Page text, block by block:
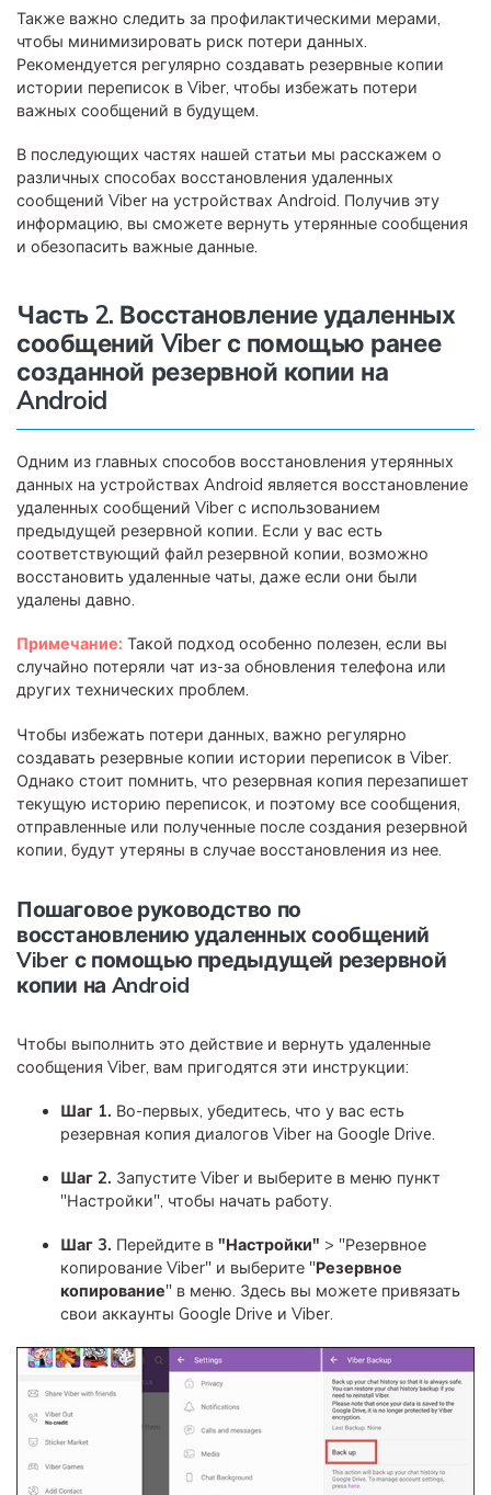
Также важно следить за профилактическими мерами,
чтобы минимизировать риск потери данных.
Рекомендуется регулярно создавать резервные копии
истории переписок в Viber, чтобы избежать потери
важных сообщений в будущем.
В последующих частях нашей статьи мы расскажем о
различных способах восстановления удаленных
сообщений Viber на устройствах Android. Получив эту
информацию, вы сможете вернуть утерянные сообщения
и обезопасить важные данные.
Часть 2. Восстановление удаленных
сообщений Viber с помощью ранее
созданной резервной копии на
Android
Одним из главных способов восстановления утерянных
данных на устройствах Android является восстановление
удаленных сообщений Viber с использованием
предыдущей резервной копии. Если у вас есть
соответствующий файл резервной копии, возможно
восстановить удаленные чаты, даже если они были
удалены давно.
Примечание: Такой подход особенно полезен, если вы
случайно потеряли чат из-за обновления телефона или
других технических проблем.
Чтобы избежать потери данных, важно регулярно
создавать резервные копии истории переписок в Viber.
Однако стоит помнить, что резервная копия перезапишет
текущую историю переписок, и поэтому все сообщения,
отправленные или полученные после создания резервной
копии, будут утеряны в случае восстановления из нее.
Пошаговое руководство по
восстановлению удаленных сообщений
Viber с помощью предыдущей резервной
копии на Android
Чтобы выполнить это действие и вернуть удаленные
сообщения Viber, вам пригодятся эти инструкции:
Шаг 1. Во-первых, убедитесь, что у вас есть
резервная копия диалогов Viber на Google Drive.
Шаг 2. Запустите Viber и выберите в меню пункт
"Настройки", чтобы начать работу.
Шаг 3. Перейдите в "Настройки" > "Резервное
копирование Viber" и выберите "Резервное
копирование" в меню. Здесь вы можете привязать
свои аккаунты Google Drive и Viber.